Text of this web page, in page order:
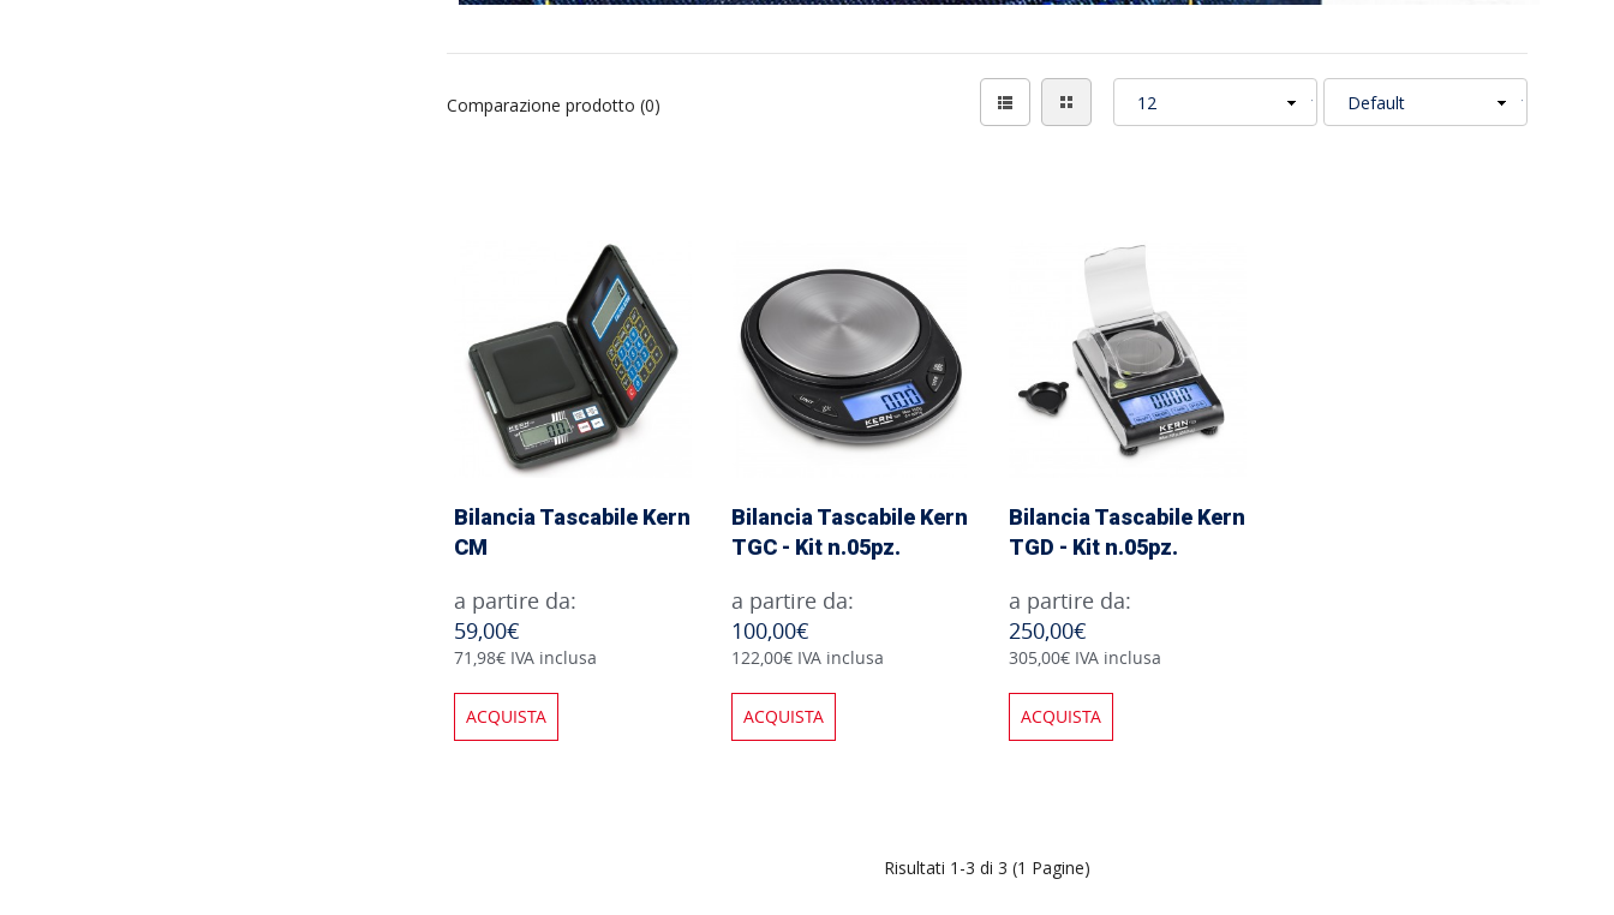
Comparazione prodotto (0)
Bilancia Tascabile Kern
CM
a partire da:
59,00€
71,98€ IVA inclusa
ACQUISTA
Bilancia Tascabile Kern
TGC - Kit n.05pz.
a partire da:
100,00€
122,00€ IVA inclusa
ACQUISTA
Bilancia Tascabile Kern
TGD - Kit n.05pz.
a partire da:
250,00€
305,00€ IVA inclusa
ACQUISTA
Risultati 1-3 di 3 (1 Pagine)